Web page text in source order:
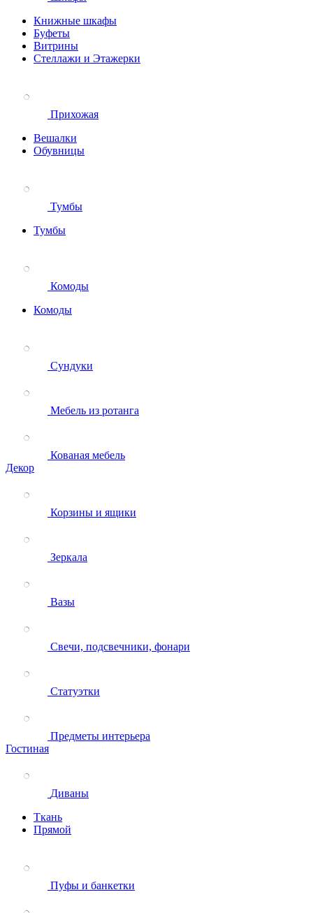
Книжные шкафы
Буфеты
Витрины
Стеллажи и Этажерки
Прихожая
Вешалки
Обувницы
Тумбы
Тумбы
Комоды
Комоды
Сундуки
Мебель из ротанга
Кованая мебель
Декор
Корзины и ящики
Зеркала
Вазы
Свечи, подсвечники, фонари
Статуэтки
Предметы интерьера
Гостиная
Диваны
Ткань
Прямой
Пуфы и банкетки